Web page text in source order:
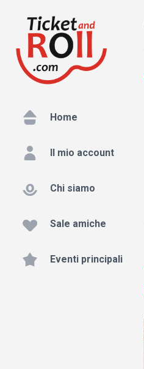
Home
Il mio account
Chi siamo
Sale amiche
Eventi principali